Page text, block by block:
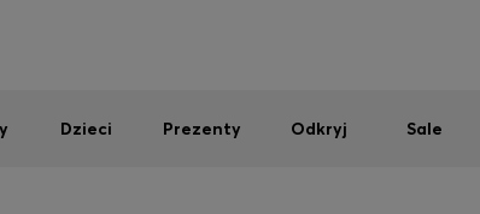
Dzieci Prezenty Odkryj Sale